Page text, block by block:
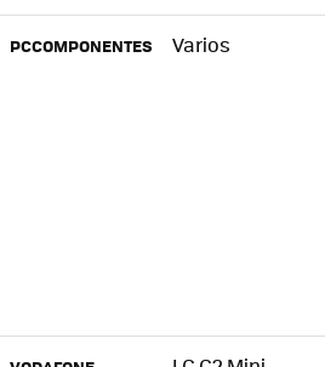
PCCOMPONENTES Varios